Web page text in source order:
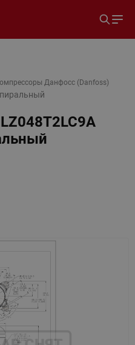
Данфосс (Danfoss)